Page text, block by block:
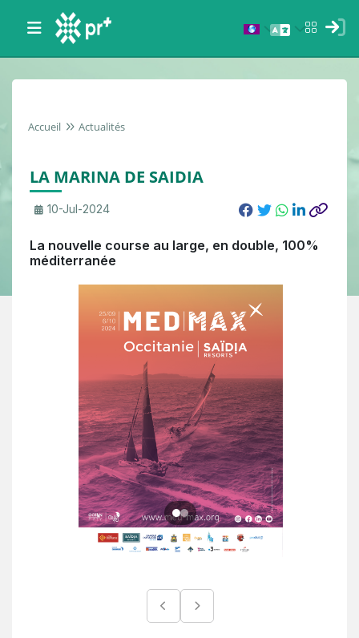
Accueil Actualités
LA MARINA DE SAIDIA
10-Jul-2024
La nouvelle course au large, en double, 100%
méditerranée